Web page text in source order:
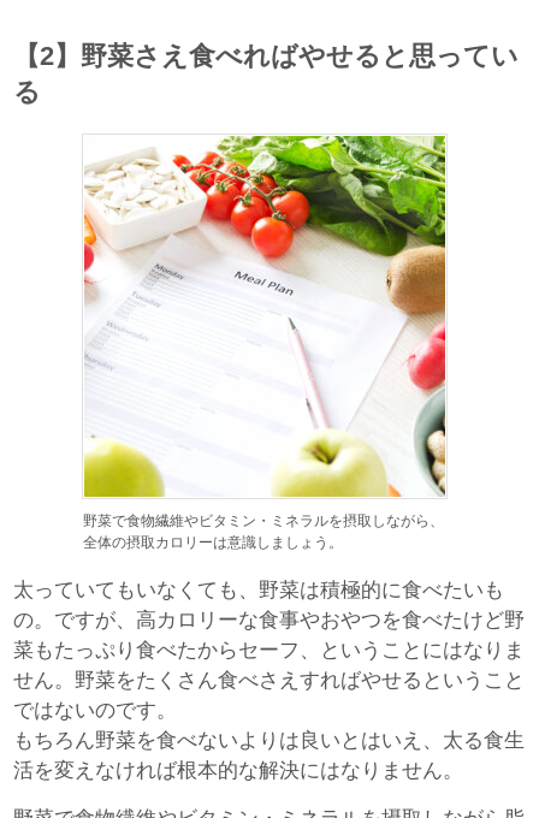
【2】野菜さえ食べればやせると思ってい
る
野菜で食物繊維やビタミン・ミネラルを摂取しながら、
全体の摂取カロリーは意識しましょう。
太っていてもいなくても、野菜は積極的に食べたいも
の。ですが、高カロリーな食事やおやつを食べたけど野
菜もたっぷり食べたからセーフ、ということにはなりま
せん。野菜をたくさん食べさえすればやせるということ
ではないのです。
もちろん野菜を食べないよりは良いとはいえ、太る食生
活を変えなければ根本的な解決にはなりません。